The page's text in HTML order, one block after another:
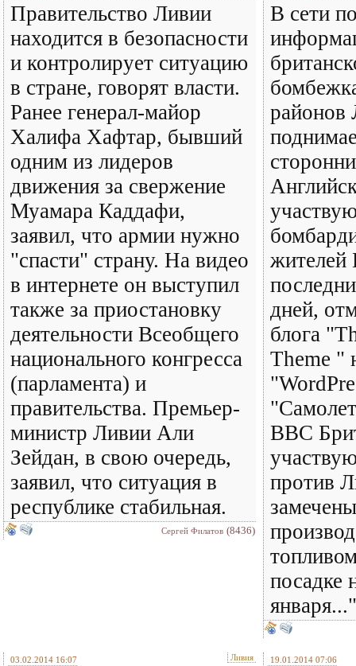
Правительство Ливии
находится в безопасности
и контролирует ситуацию
в стране, говорят власти.
Ранее генерал-майор
Халифа Хафтар, бывший
одним из лидеров
движения за свержение
Муамара Каддафи,
заявил, что армии нужно
"спасти" страну. На видео
в интернете он выступил
также за приостановку
деятельности Всеобщего
национального конгресса
(парламента) и
правительства. Премьер-
министр Ливии Али
Зейдан, в свою очередь,
заявил, что ситуация в
республике стабильная.
Сергей Филатов (8436)
В сети
районов
дней,
блога
Theme "
ВВС
против
посадке
03.02.2014 16:07 Ливия 19.01.2014 07:06